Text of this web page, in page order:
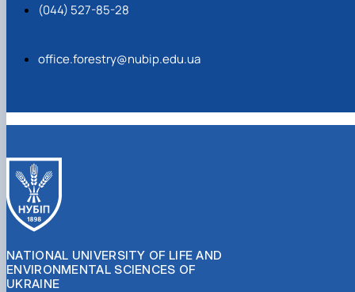
(044) 527-85-28
office.forestry@nubip.edu.ua
NATIONAL UNIVERSITY OF LIFE AND
ENVIRONMENTAL SCIENCES OF
UKRAINE